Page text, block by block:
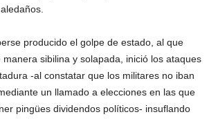
producido el golpe de estado, al que
sibilina y solapada, inició los ataques
-al constatar que los militares no iban
un llamado a elecciones en las que
pingües dividendos políticos- insuflando